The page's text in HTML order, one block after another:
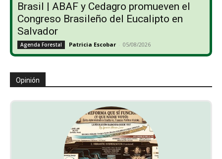
Brasil | ABAF y Cedagro promueven el
Congreso Brasileño del Eucalipto en
Salvador
Agenda Forestal Patricia Escobar - 05/08/2026
Opinión